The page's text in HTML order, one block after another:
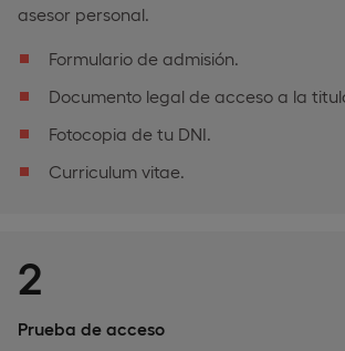
asesor personal.
Formulario de admisión.
Documento legal de acceso a la
Fotocopia de tu DNI.
Curriculum vitae.
2
Prueba de acceso